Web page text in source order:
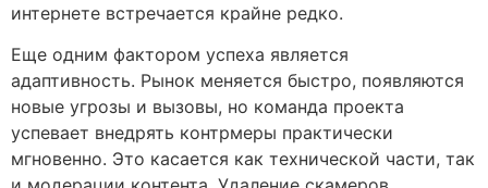
интернете встречается крайне редко.
Еще одним фактором успеха является
адаптивность. Рынок меняется быстро, появляются
новые угрозы и вызовы, но команда проекта
успевает внедрять контрмеры практически
мгновенно. Это касается как технической части, так